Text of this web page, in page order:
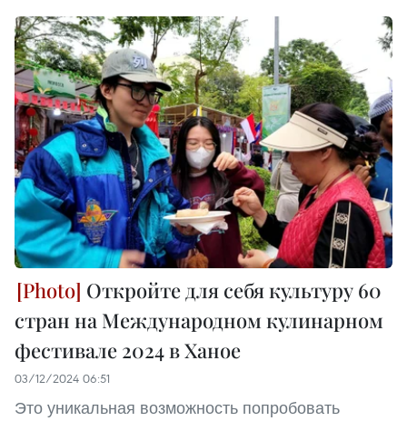
Откройте для себя культуру 60
стран на Международном кулинарном
фестивале 2024 в Ханое
03/12/2024 06:51
Это уникальная возможность попробовать